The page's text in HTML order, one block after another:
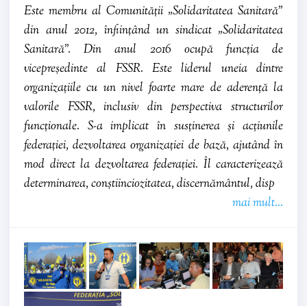
Este membru al Comunității „Solidaritatea Sanitară”
din anul 2012, înființând un sindicat „Solidaritatea
Sanitară”. Din anul 2016 ocupă funcția de
vicepreședinte al FSSR. Este liderul uneia dintre
organizațiile cu un nivel foarte mare de aderență la
valorile FSSR, inclusiv din perspectiva structurilor
funcționale. S-a implicat în susținerea și acțiunile
federației, dezvoltarea organizației de bază, ajutând în
mod direct la dezvoltarea federației. Îl caracterizează
determinarea, conștiinciozitatea, discernământul, disp
mai mult...